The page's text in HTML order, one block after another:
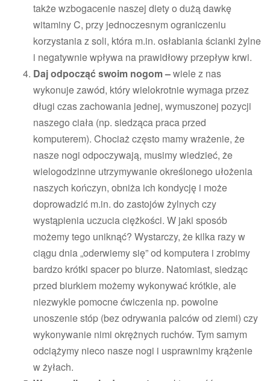
także wzbogacenie naszej diety o dużą dawkę
witaminy C, przy jednoczesnym ograniczeniu
korzystania z soli, która m.in. osłabiania ścianki żylne
i negatywnie wpływa na prawidłowy przepływ krwi.
Daj odpocząć swoim nogom –wiele z nas
wykonuje zawód, który wielokrotnie wymaga przez
długi czas zachowania jednej, wymuszonej pozycji
naszego ciała (np. siedząca praca przed
komputerem). Chociaż często mamy wrażenie, że
nasze nogi odpoczywają, musimy wiedzieć, że
wielogodzinne utrzymywanie określonego ułożenia
naszych kończyn, obniża ich kondycję i może
doprowadzić m.in. do zastojów żylnych czy
wystąpienia uczucia ciężkości. W jaki sposób
możemy tego uniknąć? Wystarczy, że kilka razy w
ciągu dnia „oderwiemy się” od komputera i zrobimy
bardzo krótki spacer po biurze. Natomiast, siedząc
przed biurkiem możemy wykonywać krótkie, ale
niezwykle pomocne ćwiczenia np. powolne
unoszenie stóp (bez odrywania palców od ziemi) czy
wykonywanie nimi okrężnych ruchów. Tym samym
odciążymy nieco nasze nogi i usprawnimy krążenie
w żyłach.